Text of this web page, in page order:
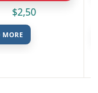
$2,50
MORE